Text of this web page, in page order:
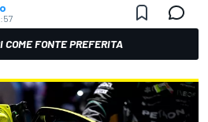
COME FONTE PREFERITA